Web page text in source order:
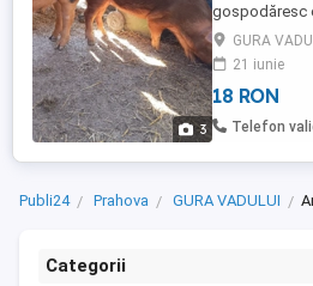
3
gospodăresc
130kgGURA
21 iunie
18 RON
Telefon
Publi24 Prahova GURA VADULUI
Categorii